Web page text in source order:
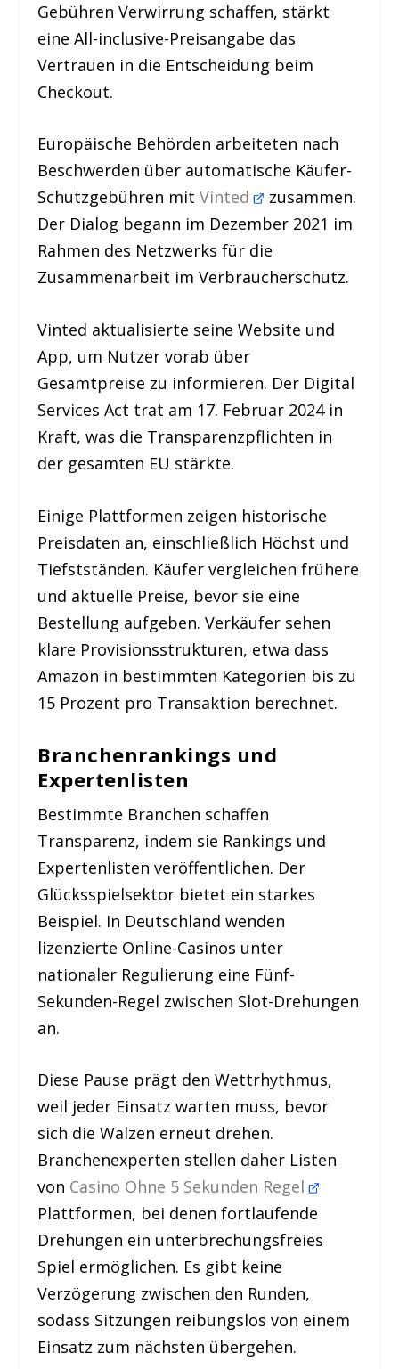
Gebühren Verwirrung schaffen, stärkt
eine All-inclusive-Preisangabe das
Vertrauen in die Entscheidung beim
Checkout.
Europäische Behörden arbeiteten nach
Beschwerden über automatische Käufer-
Schutzgebühren mitVinted
zusammen.
Der Dialog begann im Dezember 2021 im
Rahmen des Netzwerks für die
Zusammenarbeit im Verbraucherschutz.
Vinted aktualisierte seine Website und
App, um Nutzer vorab über
Gesamtpreise zu informieren. Der Digital
Services Act trat am 17. Februar 2024 in
Kraft, was die Transparenzpflichten in
der gesamten EU stärkte.
Einige Plattformen zeigen historische
Preisdaten an, einschließlich Höchst und
Tiefstständen. Käufer vergleichen frühere
und aktuelle Preise, bevor sie eine
Bestellung aufgeben. Verkäufer sehen
klare Provisionsstrukturen, etwa dass
Amazon in bestimmten Kategorien bis zu
15 Prozent pro Transaktion berechnet.
Branchenrankings und
Expertenlisten
Bestimmte Branchen schaffen
Transparenz, indem sie Rankings und
Expertenlisten veröffentlichen. Der
Glücksspielsektor bietet ein starkes
Beispiel. In Deutschland wenden
lizenzierte Online-Casinos unter
nationaler Regulierung eine Fünf-
Sekunden-Regel zwischen Slot-Drehungen
an.
Diese Pause prägt den Wettrhythmus,
weil jeder Einsatz warten muss, bevor
sich die Walzen erneut drehen.
Branchenexperten stellen daher Listen
von Casino Ohne 5 Sekunden Regel
Plattformen, bei denen fortlaufende
Drehungen ein unterbrechungsfreies
Spiel ermöglichen. Es gibt keine
Verzögerung zwischen den Runden,
sodass Sitzungen reibungslos von einem
Einsatz zum nächsten übergehen.